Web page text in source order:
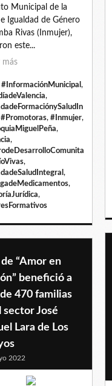
Municipal de la
Igualdad de Género
Rivas (Inmujer),
este...
más
#InformaciónMunicipal ,
,
#Promotoras, #Inmujer,
,
,
,
,
,
,
de “Amor en
benefició a
470 familias
sector José
Lara de Los
2022